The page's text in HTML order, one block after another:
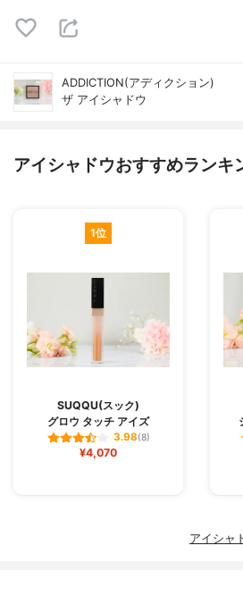
ADDICTION(アディクション)
ザ アイシャドウ
アイシャドウおすすめランキ
1位
SUQQU(スック)
グロウ タッチ アイズ
3.98(8)
¥4,070
アイシャ